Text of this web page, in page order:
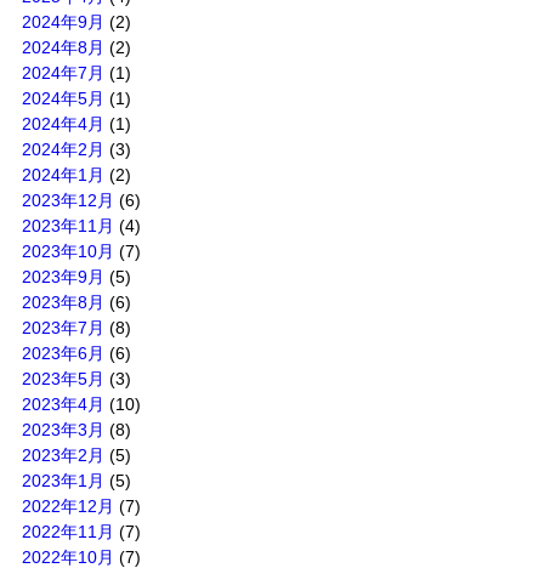
2024年9月 (2)
2024年8月 (2)
2024年7月 (1)
2024年5月 (1)
2024年4月 (1)
2024年2月 (3)
2024年1月 (2)
2023年12月 (6)
2023年11月 (4)
2023年10月 (7)
2023年9月 (5)
2023年8月 (6)
2023年7月 (8)
2023年6月 (6)
2023年5月 (3)
2023年4月 (10)
2023年3月 (8)
2023年2月 (5)
2023年1月 (5)
2022年12月 (7)
2022年11月 (7)
2022年10月 (7)